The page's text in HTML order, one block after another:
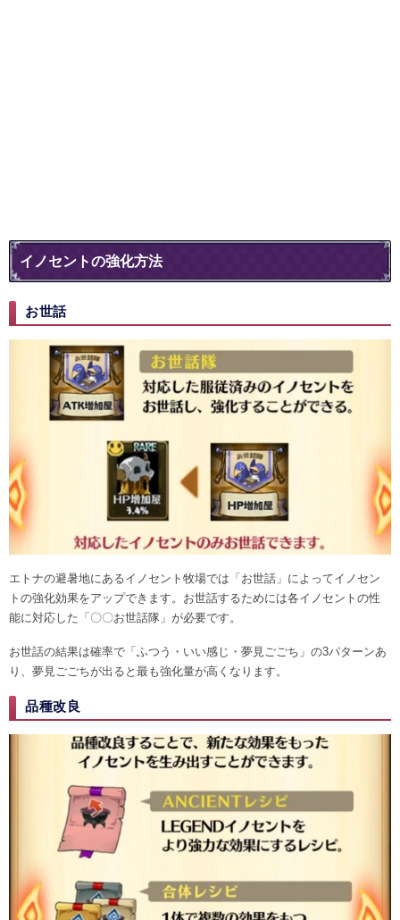
イノセントの強化方法
お世話
エトナの避暑地にあるイノセント牧場では「お世話」によってイノセン
トの強化効果をアップできます。お世話するためには各イノセントの性
能に対応した「〇〇お世話隊」が必要です。
お世話の結果は確率で「ふつう・いい感じ・夢見ごごち」の3パターンあ
り、夢見ごごちが出ると最も強化量が高くなります。
品種改良